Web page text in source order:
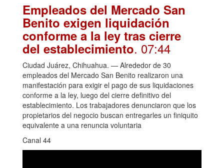
Empleados del Mercado San
Benito exigen liquidación
conforme a la ley tras cierre
del establecimiento. 07:44
Ciudad Juárez, Chihuahua. — Alrededor de 30
empleados del Mercado San Benito realizaron una
manifestación para exigir el pago de sus liquidaciones
conforme a la ley, luego del cierre definitivo del
establecimiento. Los trabajadores denunciaron que los
propietarios del negocio buscan entregarles un finiquito
equivalente a una renuncia voluntaria
Canal 44